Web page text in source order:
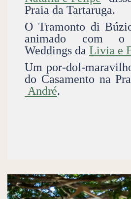
Praia da Tartaruga.
O Tramonto di
animado com o
Weddings da Livia e
Um por-dol-
do Casamento na
André.